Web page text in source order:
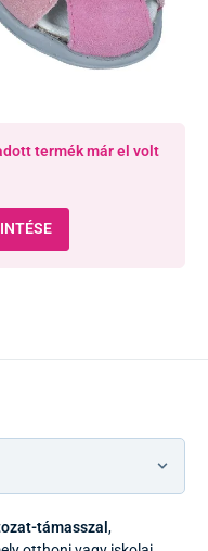
termék már el volt
támasszal ,